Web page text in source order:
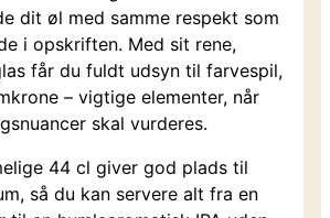
dit øl med samme respekt som
i opskriften. Med sit rene,
får du fuldt udsyn til farvespil,
– vigtige elementer, når
skal vurderes.
44 cl giver god plads til
så du kan servere alt fra en